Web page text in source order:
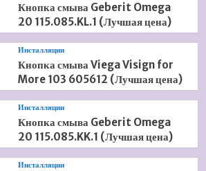
Кнопка смыва Geberit Omega
20 115.085.KL.1 (Лучшая цена)
Инсталляции
Кнопка смыва Viega Visign for
More 103 605612 (Лучшая цена)
Инсталляции
Кнопка смыва Geberit Omega
20 115.085.KK.1 (Лучшая цена)
Инсталляции